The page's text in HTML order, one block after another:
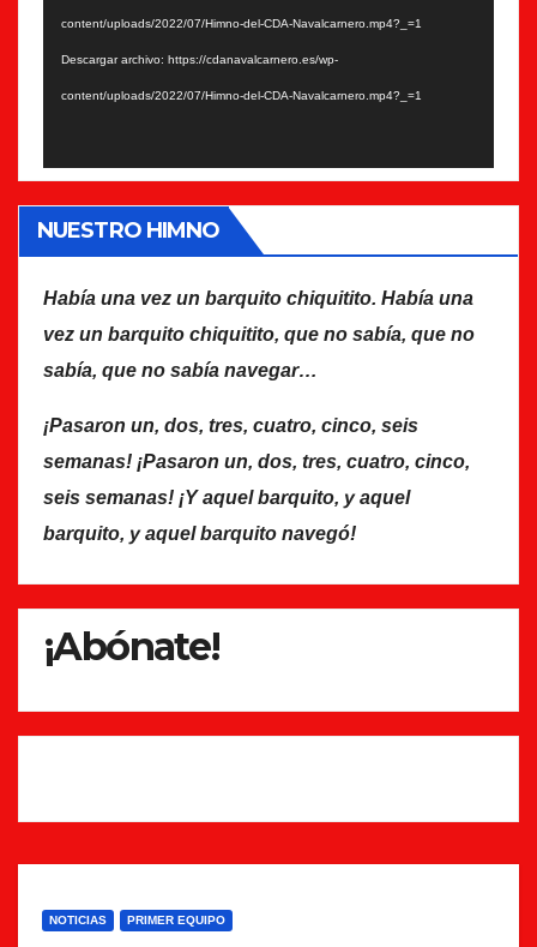
content/uploads/2022/07/Himno-del-CDA-Navalcarnero.mp4?_=1
Descargar archivo: https://cdanavalcarnero.es/wp-
content/uploads/2022/07/Himno-del-CDA-Navalcarnero.mp4?_=1
NUESTRO HIMNO
Había una vez un barquito chiquitito. Había una
vez un barquito chiquitito, que no sabía, que no
sabía, que no sabía navegar…
¡Pasaron un, dos, tres, cuatro, cinco, seis
semanas! ¡Pasaron un, dos, tres, cuatro, cinco,
seis semanas! ¡Y aquel barquito, y aquel
barquito, y aquel barquito navegó!
¡Abónate!
NOTICIAS PRIMER EQUIPO